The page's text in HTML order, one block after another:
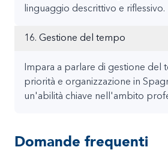
linguaggio descrittivo e riflessivo.
16. Gestione del tempo
Impara a parlare di gestione del
priorità e organizzazione in
un'abilità chiave nell'ambito
Domande frequenti